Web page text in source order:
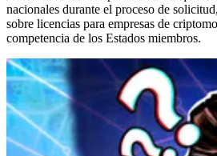
nacionales durante el proceso de
sobre licencias para empresas de
competencia de los Estados miembros.